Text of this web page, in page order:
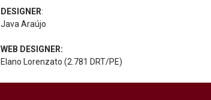
DESIGNER:
Java Araújo
WEB DESIGNER:
Elano Lorenzato (2.781 DRT/PE)